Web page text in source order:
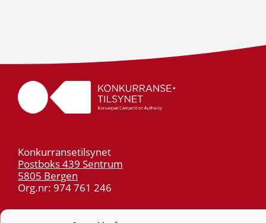
Konkurransetilsynet
Postboks 439 Sentrum
5805 Bergen
Org.nr: 974 761 246